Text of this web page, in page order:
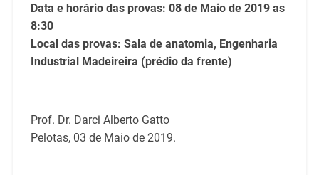
Data e horário das provas: 08 de Maio de 2019 as
8:30
Local das provas: Sala de anatomia, Engenharia
Industrial Madeireira (prédio da frente)
Prof. Dr. Darci Alberto Gatto
Pelotas, 03 de Maio de 2019.